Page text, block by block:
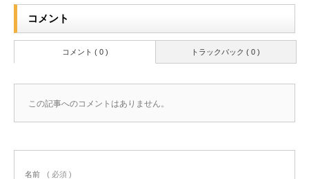
コメント
トラックバック ( 0 )
コメント ( 0 )
この記事へのコメントはありません。
名前 ( 必須 )